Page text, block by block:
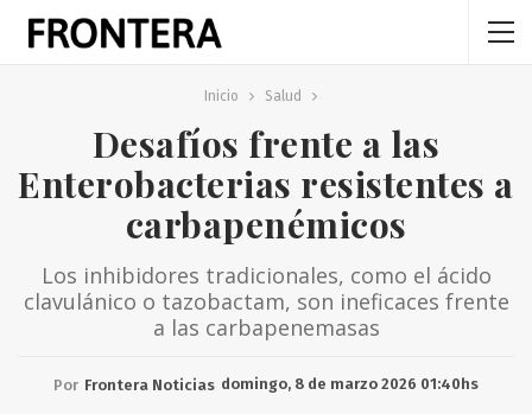
Inicio Salud
Desafíos frente a las
Enterobacterias resistentes a
carbapenémicos
Los inhibidores tradicionales, como el ácido
clavulánico o tazobactam, son ineficaces frente
a las carbapenemasas
Por Frontera Noticias domingo, 8 de marzo 2026 01:40hs